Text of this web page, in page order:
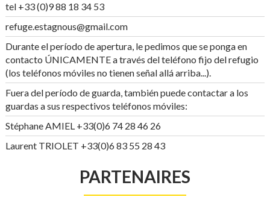
tel +33 (0)9 88 18 34 53
refuge.estagnous@gmail.com
Durante el período de apertura, le pedimos que se ponga en
contacto ÚNICAMENTE a través del teléfono fijo del refugio
(los teléfonos móviles no tienen señal allá arriba...).
Fuera del período de guarda, también puede contactar a los
guardas a sus respectivos teléfonos móviles:
Stéphane AMIEL +33(0)6 74 28 46 26
Laurent TRIOLET +33(0)6 83 55 28 43
PARTENAIRES